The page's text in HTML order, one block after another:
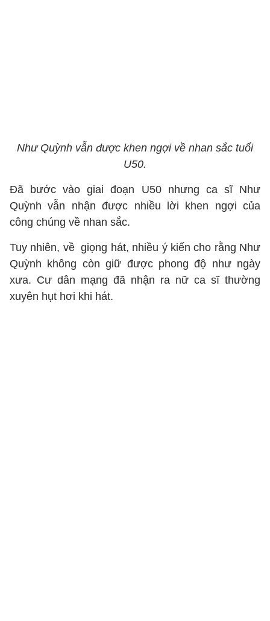
Như Quỳnh vẫn được khen ngợi về nhan sắc tuổi
U50.
Đã bước vào giai đoạn U50 nhưng ca sĩ Như
Quỳnh vẫn nhận được nhiều lời khen ngợi của
công chúng về nhan sắc.
Tuy nhiên, về giọng hát, nhiều ý kiến cho rằng Như
Quỳnh không còn giữ được phong độ như ngày
xưa. Cư dân mạng đã nhận ra nữ ca sĩ thường
xuyên hụt hơi khi hát.